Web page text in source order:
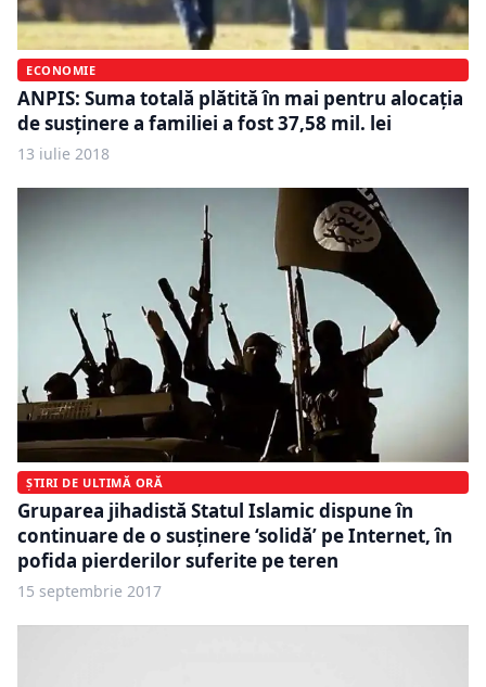
ECONOMIE
ANPIS: Suma totală plătită în mai pentru alocaţia
de susţinere a familiei a fost 37,58 mil. lei
13 iulie 2018
ȘTIRI DE ULTIMĂ ORĂ
Gruparea jihadistă Statul Islamic dispune în
continuare de o susţinere ‘solidă’ pe Internet, în
pofida pierderilor suferite pe teren
15 septembrie 2017